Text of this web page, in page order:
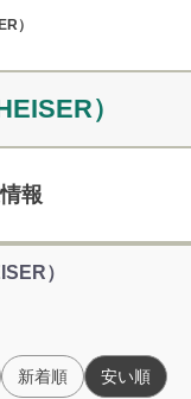
）
）
報
）
新着順 安い順